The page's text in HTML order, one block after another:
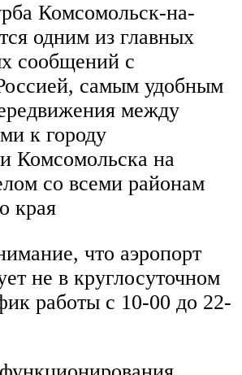
Комсомольск-на-
одним из главных
сообщений с
самым удобным
между
к городу
Комсомольска на
со всеми районам
края
что аэропорт
не в круглосуточном
работы с 10-00 до 22-